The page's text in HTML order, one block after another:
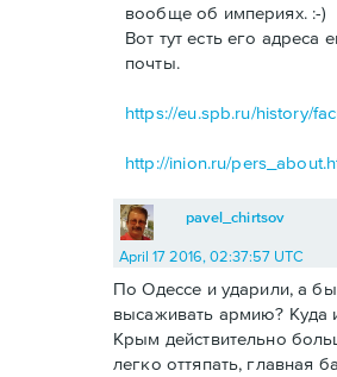
вообще об империях. :-)
Вот тут есть его адреса
почты.
https://eu.spb.ru/history/
http://inion.ru/
pavel_chirtsov
April 17 2016, 02:37:57 UTC
По Одессе и ударили, а
высаживать армию? Куда
Крым действительно
легко оттяпать, главная